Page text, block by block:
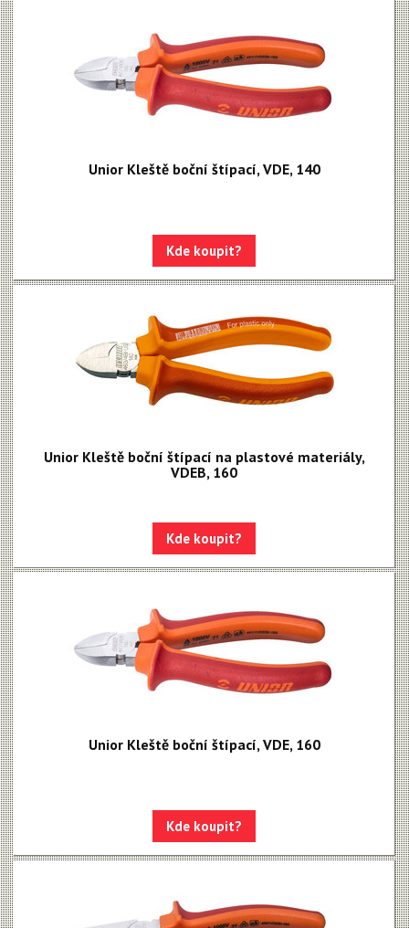
Unior Kleště boční štípací, VDE, 140
Kde koupit?
Unior Kleště boční štípací na plastové materiály,
VDEB, 160
Kde koupit?
Unior Kleště boční štípací, VDE, 160
Kde koupit?